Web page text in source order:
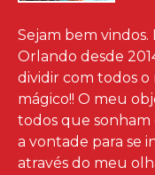
Sejam bem
Orlando desde
dividir com todos
mágico!! O meu
todos que sonham
a vontade para se
através do meu